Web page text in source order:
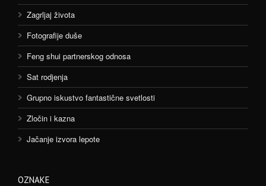
Zagrljaj života
Fotografije duše
Feng shui partnerskog odnosa
Sat rodjenja
Grupno iskustvo fantastične svetlosti
Zločin i kazna
Jačanje izvora lepote
OZNAKE